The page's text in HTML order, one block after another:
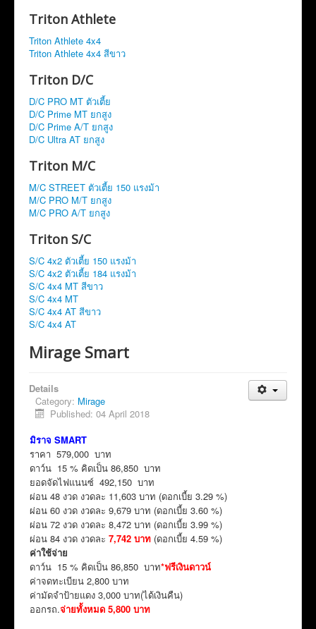
Triton Athlete
Triton Athlete 4x4
Triton Athlete 4x4 สีขาว
Triton D/C
D/C PRO MT ตัวเตี้ย
D/C Prime MT ยกสูง
D/C Prime A/T ยกสูง
D/C Ultra AT ยกสูง
Triton M/C
M/C STREET ตัวเตี้ย 150 แรงม้า
M/C PRO M/T ยกสูง
M/C PRO A/T ยกสูง
Triton S/C
S/C 4x2 ตัวเตี้ย 150 แรงม้า
S/C 4x2 ตัวเตี้ย 184 แรงม้า
S/C 4x4 MT สีขาว
S/C 4x4 MT
S/C 4x4 AT สีขาว
S/C 4x4 AT
Mirage Smart
Details
Category: Mirage
Published: 04 April 2018
มิราจ SMART
ราคา 579,000 บาท
ดาว์น 15 % คิดเป็น 86,850 บาท
ยอดจัดไฟแนนซ์ 492,150 บาท
ผ่อน 48 งวด งวดละ 11,603 บาท (ดอกเบี้ย 3.29 %)
ผ่อน 60 งวด งวดละ 9,679 บาท (ดอกเบี้ย 3.60 %)
ผ่อน 72 งวด งวดละ 8,472 บาท (ดอกเบี้ย 3.99 %)
ผ่อน 84 งวด งวดละ 7,742 บาท (ดอกเบี้ย 4.59 %)
ค่าใช้จ่าย
ดาว์น 15 % คิดเป็น 86,850 บาท*ฟรีเงินดาวน์
ค่าจดทะเบียน 2,800 บาท
ค่ามัดจำป้ายแดง 3,000 บาท(ได้เงินคืน)
ออกรถ.จ่ายทั้งหมด 5,800 บาท